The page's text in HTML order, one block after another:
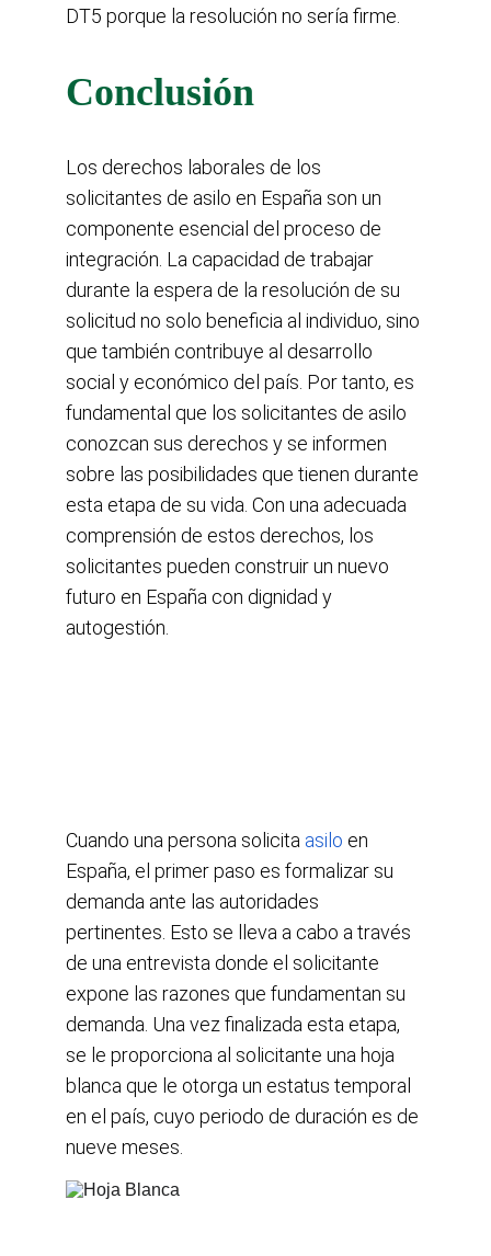
DT5 porque la resolución no sería firme.
Conclusión
Los derechos laborales de los
solicitantes de asilo en España son un
componente esencial del proceso de
integración. La capacidad de trabajar
durante la espera de la resolución de su
solicitud no solo beneficia al individuo, sino
que también contribuye al desarrollo
social y económico del país. Por tanto, es
fundamental que los solicitantes de asilo
conozcan sus derechos y se informen
sobre las posibilidades que tienen durante
esta etapa de su vida. Con una adecuada
comprensión de estos derechos, los
solicitantes pueden construir un nuevo
futuro en España con dignidad y
autogestión.
Cuando una persona solicita asilo en
España, el primer paso es formalizar su
demanda ante las autoridades
pertinentes. Esto se lleva a cabo a través
de una entrevista donde el solicitante
expone las razones que fundamentan su
demanda. Una vez finalizada esta etapa,
se le proporciona al solicitante una hoja
blanca que le otorga un estatus temporal
en el país, cuyo periodo de duración es de
nueve meses.